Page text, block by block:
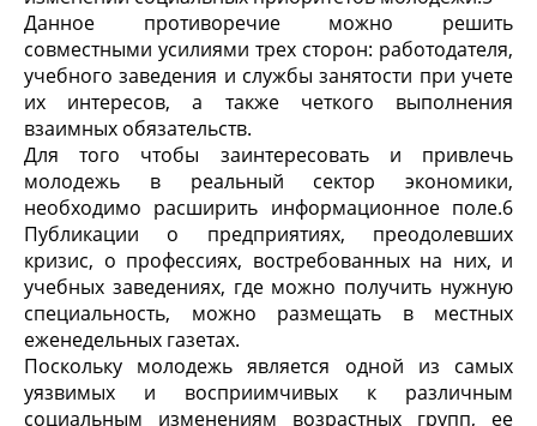
Данное противоречие можно решить
совместными усилиями трех сторон: работодателя,
учебного заведения и службы занятости при учете
их интересов, а также четкого выполнения
взаимных обязательств.
Для того чтобы заинтересовать и привлечь
молодежь в реальный сектор экономики,
необходимо расширить информационное поле.6
Публикации о предприятиях, преодолевших
кризис, о профессиях, востребованных на них, и
учебных заведениях, где можно получить нужную
специальность, можно размещать в местных
еженедельных газетах.
Поскольку молодежь является одной из самых
уязвимых и восприимчивых к различным
социальным изменениям возрастных групп, ее